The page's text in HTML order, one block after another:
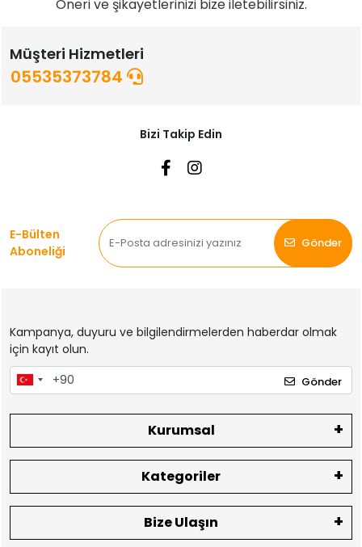
Öneri ve şikayetlerinizi bize iletebilirsiniz.
Müşteri Hizmetleri
05535373784
Bizi Takip Edin
E-Bülten
Aboneliği
Gönder
Kampanya, duyuru ve bilgilendirmelerden haberdar olmak
için kayıt olun.
Gönder
Kurumsal
Kategoriler
Bize Ulaşın